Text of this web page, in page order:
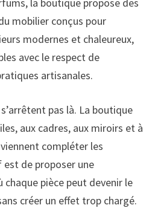
mobilier conçus pour
modernes et chaleureux,
avec le respect de
artisanales.
pas là. La boutique
aux cadres, aux miroirs et à
compléter les
est de proposer une
chaque pièce peut devenir le
créer un effet trop chargé.